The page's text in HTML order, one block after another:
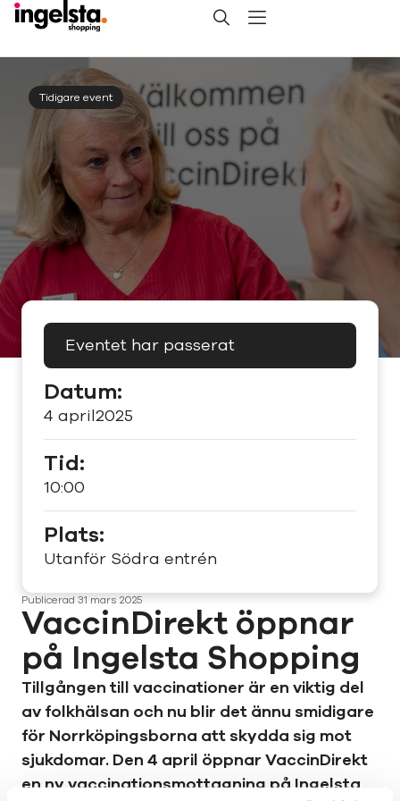
Tidigare event
Publicerad 31 mars 2025
VaccinDirekt öppnar
på Ingelsta Shopping
Tillgången till vaccinationer är en viktig del
av folkhälsan och nu blir det ännu smidigare
för Norrköpingsborna att skydda sig mot
sjukdomar. Den 4 april öppnar VaccinDirekt
en ny vaccinationsmottagning på Ingelsta
Eventet har passerat
Datum:
4 april2025
Tid:
10:00
Plats:
Utanför Södra entrén